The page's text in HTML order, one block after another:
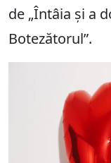
de „Întâia și a
Botezătorul”.